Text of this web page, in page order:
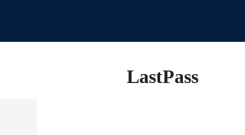
LastPass